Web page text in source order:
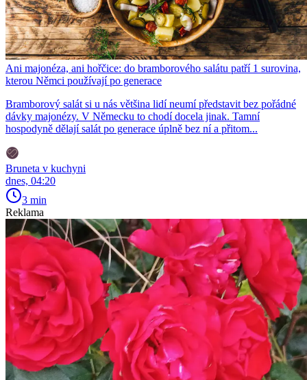
Ani majonéza, ani hořčice: do bramborového salátu patří 1 surovina,
kterou Němci používají po generace
Bramborový salát si u nás většina lidí neumí představit bez pořádné
dávky majonézy. V Německu to chodí docela jinak. Tamní
hospodyně dělají salát po generace úplně bez ní a přitom...
Bruneta v kuchyni
dnes, 04:20
3 min
Reklama